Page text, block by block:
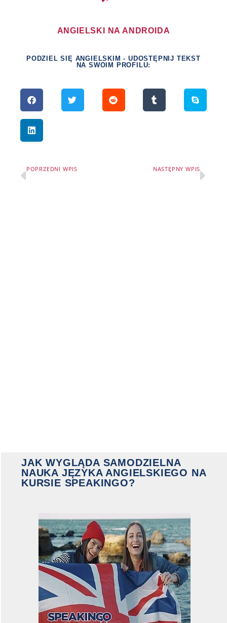
ANGIELSKI NA ANDROIDA
PODZIEL SIĘ ANGIELSKIM - UDOSTĘPNIJ TEKST
NA SWOIM PROFILU:
POPRZEDNI WPIS NASTĘPNY WPIS
JAK WYGLĄDA SAMODZIELNA
NAUKA JĘZYKA ANGIELSKIEGO NA
KURSIE SPEAKINGO?